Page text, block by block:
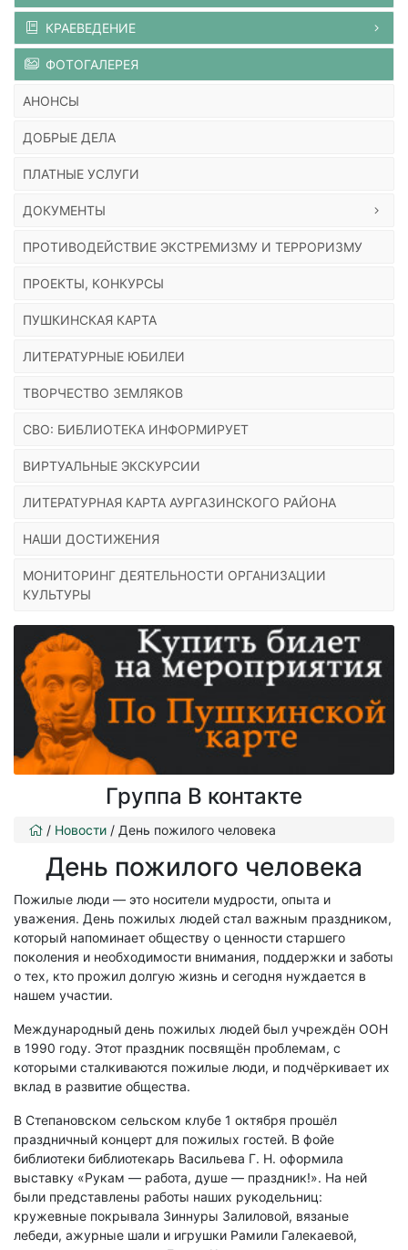
КРАЕВЕДЕНИЕ
ФОТОГАЛЕРЕЯ
АНОНСЫ
ДОБРЫЕ ДЕЛА
ПЛАТНЫЕ УСЛУГИ
ДОКУМЕНТЫ
ПРОТИВОДЕЙСТВИЕ ЭКСТРЕМИЗМУ И ТЕРРОРИЗМУ
ПРОЕКТЫ, КОНКУРСЫ
ПУШКИНСКАЯ КАРТА
ЛИТЕРАТУРНЫЕ ЮБИЛЕИ
ТВОРЧЕСТВО ЗЕМЛЯКОВ
СВО: БИБЛИОТЕКА ИНФОРМИРУЕТ
ВИРТУАЛЬНЫЕ ЭКСКУРСИИ
ЛИТЕРАТУРНАЯ КАРТА АУРГАЗИНСКОГО РАЙОНА
НАШИ ДОСТИЖЕНИЯ
МОНИТОРИНГ ДЕЯТЕЛЬНОСТИ ОРГАНИЗАЦИИ
КУЛЬТУРЫ
Группа В контакте
/ Новости / День пожилого человека
День пожилого человека
Пожилые люди — это носители мудрости, опыта и
уважения. День пожилых людей стал важным праздником,
который напоминает обществу о ценности старшего
поколения и необходимости внимания, поддержки и заботы
о тех, кто прожил долгую жизнь и сегодня нуждается в
нашем участии.
Международный день пожилых людей был учреждён ООН
в 1990 году. Этот праздник посвящён проблемам, с
которыми сталкиваются пожилые люди, и подчёркивает их
вклад в развитие общества.
В Степановском сельском клубе 1 октября прошёл
праздничный концерт для пожилых гостей. В фойе
библиотеки библиотекарь Васильева Г. Н. оформила
выставку «Рукам — работа, душе — праздник!». На ней
были представлены работы наших рукодельниц:
кружевные покрывала Зиннуры Залиловой, вязаные
лебеди, ажурные шали и игрушки Рамили Галекаевой,